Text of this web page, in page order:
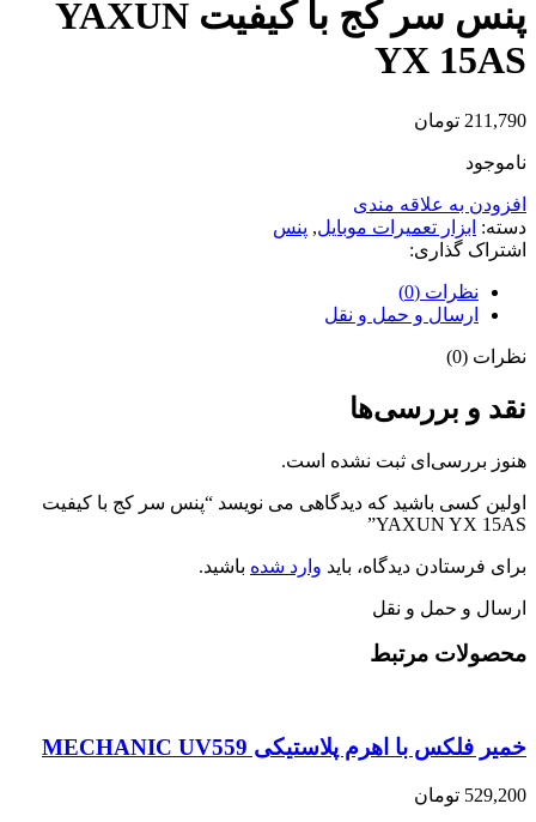
پنس سر کج با کیفیت YAXUN
YX 15AS
211,790 تومان
ناموجود
افزودن به علاقه مندی
دسته: ابزار تعمیرات موبایل, پنس
اشتراک گذاری:
نظرات (0)
ارسال و حمل و نقل
نظرات (0)
نقد و بررسی‌ها
هنوز بررسی‌ای ثبت نشده است.
اولین کسی باشید که دیدگاهی می نویسد “پنس سر کج با کیفیت
YAXUN YX 15AS”
برای فرستادن دیدگاه، باید وارد شده باشید.
ارسال و حمل و نقل
محصولات مرتبط
خمیر فلکس با اهرم پلاستیکی MECHANIC UV559
529,200 تومان